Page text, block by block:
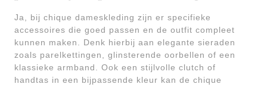
Ja, bij chique dameskleding zijn er specifieke
accessoires die goed passen en de outfit compleet
kunnen maken. Denk hierbij aan elegante sieraden
zoals parelkettingen, glinsterende oorbellen of een
klassieke armband. Ook een stijlvolle clutch of
handtas in een bijpassende kleur kan de chique